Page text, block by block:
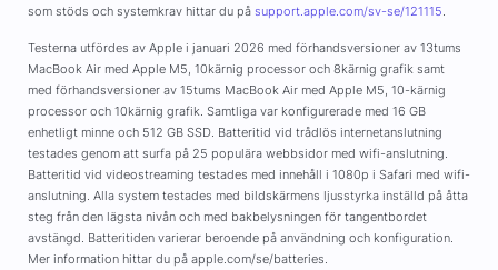
som stöds och systemkrav hittar du på support.apple.com/sv-se/121115.
Testerna utfördes av Apple i januari 2026 med förhandsversioner av 13tums
MacBook Air med Apple M5, 10kärnig processor och 8kärnig grafik samt
med förhandsversioner av 15tums MacBook Air med Apple M5, 10-kärnig
processor och 10kärnig grafik. Samtliga var konfigurerade med 16 GB
enhetligt minne och 512 GB SSD. Batteritid vid trådlös internetanslutning
testades genom att surfa på 25 populära webbsidor med wifi-anslutning.
Batteritid vid videostreaming testades med innehåll i 1080p i Safari med wifi-
anslutning. Alla system testades med bildskärmens ljusstyrka inställd på åtta
steg från den lägsta nivån och med bakbelysningen för tangentbordet
avstängd. Batteritiden varierar beroende på användning och konfiguration.
Mer information hittar du på apple.com/se/batteries.